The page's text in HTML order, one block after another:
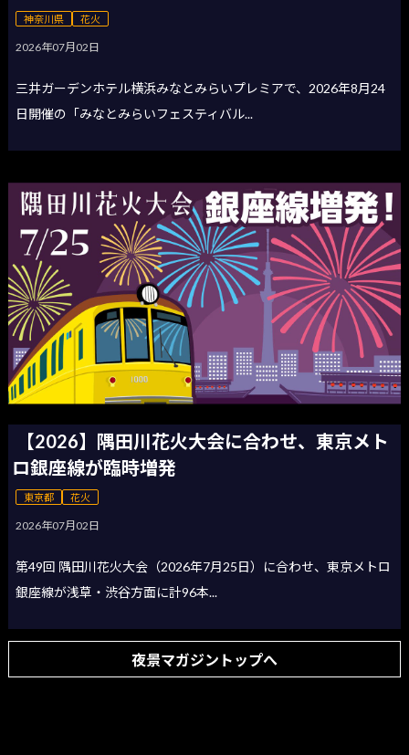
神奈川県 花火
2026年07月02日
三井ガーデンホテル横浜みなとみらいプレミアで、2026年8月24
日開催の「みなとみらいフェスティバル...
【2026】隅田川花火大会に合わせ、東京メト
ロ銀座線が臨時増発
東京都 花火
2026年07月02日
第49回 隅田川花火大会（2026年7月25日）に合わせ、東京メトロ
銀座線が浅草・渋谷方面に計96本...
夜景マガジントップへ